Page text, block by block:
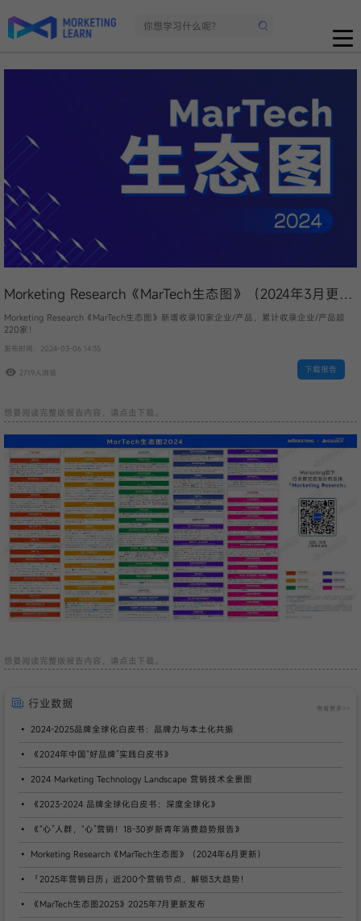
Morketing Research《MarTech生态图》（2024年3月更
新）
Morketing Research《MarTech生态图》新增收录10家企业/产品，累计收录企业/产品超
220家！
发布时间：2024-03-06 14:35
2719人浏览 下载报告
想要阅读完整版报告内容，请点击下载。
想要阅读完整版报告内容，请点击下载。
行业数据 查看更多>>
2024-2025品牌全球化白皮书：品牌力与本土化共振
《2024年中国“好品牌”实践白皮书》
2024 Marketing Technology Landscape 营销技术全景图
《2023-2024 品牌全球化白皮书：深度全球化》
《“心”人群，“心”营销！18-30岁新青年消费趋势报告》
Morketing Research《MarTech生态图》（2024年6月更新）
「2025年营销日历」近200个营销节点，解锁3大趋势！
《MarTech生态图2025》2025年7月更新发布